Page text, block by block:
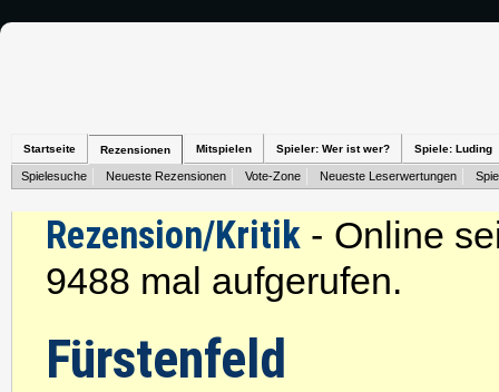
Startseite Rezensionen Mitspielen Spieler: Wer ist wer? Spiele: Luding
Spielesuche Neueste Rezensionen Vote-Zone Neueste Leserwertungen
Rezension/Kritik - Online
9488 mal aufgerufen.
Fürstenfeld